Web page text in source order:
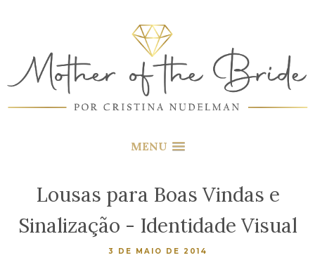
MENU
Lousas para Boas Vindas e
Sinalização - Identidade Visual
3 DE MAIO DE 2014